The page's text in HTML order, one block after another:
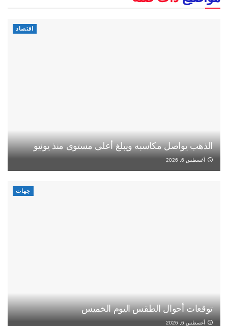
اقتصاد
الذهب يواصل مكاسبه ويبلغ أعلى مستوى منذ يونيو
أغسطس 6, 2026
جهات
توقعات أحوال الطقس اليوم الخميس
أغسطس 6, 2026